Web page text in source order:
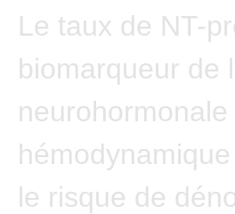
Le taux de NT-
biomarqueur de
le risque de